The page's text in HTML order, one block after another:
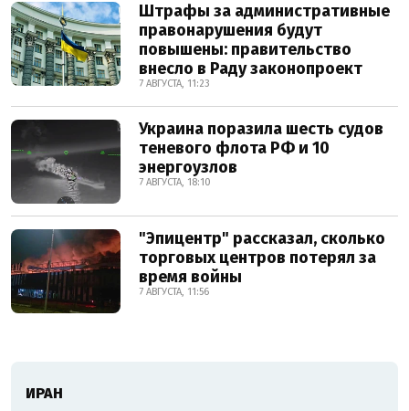
Штрафы за административные
правонарушения будут
повышены: правительство
внесло в Раду законопроект
7 АВГУСТА, 11:23
Украина поразила шесть судов
теневого флота РФ и 10
энергоузлов
7 АВГУСТА, 18:10
"Эпицентр" рассказал, сколько
торговых центров потерял за
время войны
7 АВГУСТА, 11:56
ИРАН